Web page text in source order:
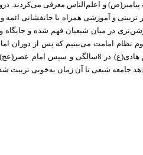
پیامبر(ص) و اعلم‌الناس معرفی می‌کردند.
تربیتی و آموزشی همراه با جانفشانی
در میان شیعیان فهم شده و جایگاه
جامعه شیعی تا آن زمان به‌خوبی تربیت